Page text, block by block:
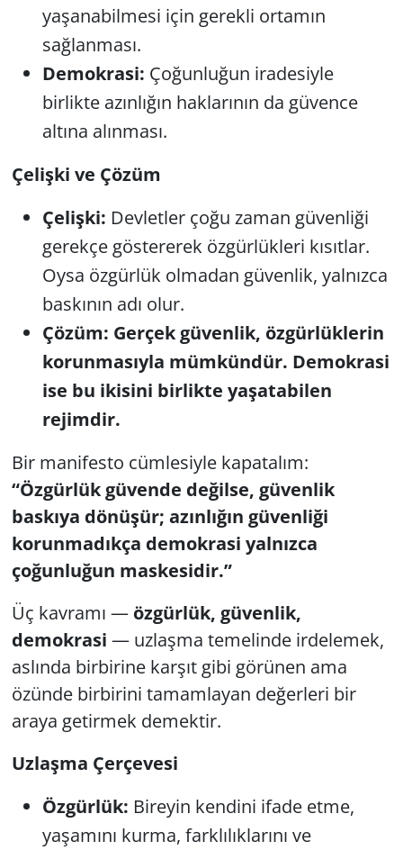
yaşanabilmesi için gerekli ortamın
sağlanması.
Demokrasi: Çoğunluğun iradesiyle
birlikte azınlığın haklarının da güvence
altına alınması.
Çelişki ve Çözüm
Çelişki: Devletler çoğu zaman güvenliği
gerekçe göstererek özgürlükleri kısıtlar.
Oysa özgürlük olmadan güvenlik, yalnızca
baskının adı olur.
Çözüm: Gerçek güvenlik, özgürlüklerin
korunmasıyla mümkündür. Demokrasi
ise bu ikisini birlikte yaşatabilen
rejimdir.
Bir manifesto cümlesiyle kapatalım:
“Özgürlük güvende değilse, güvenlik
baskıya dönüşür; azınlığın güvenliği
korunmadıkça demokrasi yalnızca
çoğunluğun maskesidir.”
Üç kavramı — özgürlük, güvenlik,
demokrasi — uzlaşma temelinde irdelemek,
aslında birbirine karşıt gibi görünen ama
özünde birbirini tamamlayan değerleri bir
araya getirmek demektir.
Uzlaşma Çerçevesi
Özgürlük: Bireyin kendini ifade etme,
yaşamını kurma, farklılıklarını ve